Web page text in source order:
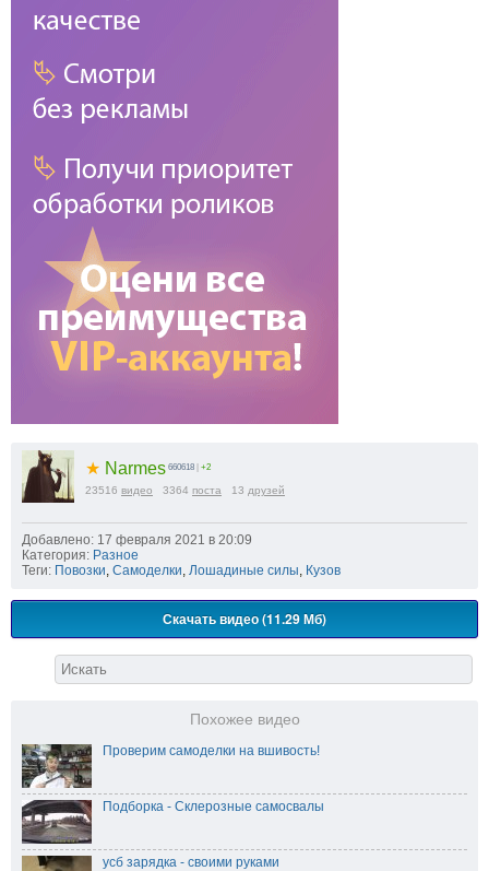
★ Narmes 660618 | +2
23516 видео 3364 поста 13 друзей
Добавлено: 17 февраля 2021 в 20:09
Категория: Разное
Теги: Повозки Самоделки Лошадиные силы Кузов
Скачать видео (11.29 Мб)
Похожее видео
Проверим самоделки на вшивость!
Подборка - Склерозные самосвалы
усб зарядка - своими руками